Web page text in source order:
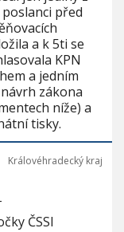
před
a k 5ti se
KPN
a jedním
zákona
níže) a
tisky.
Královéhradecký kraj
ČSSI